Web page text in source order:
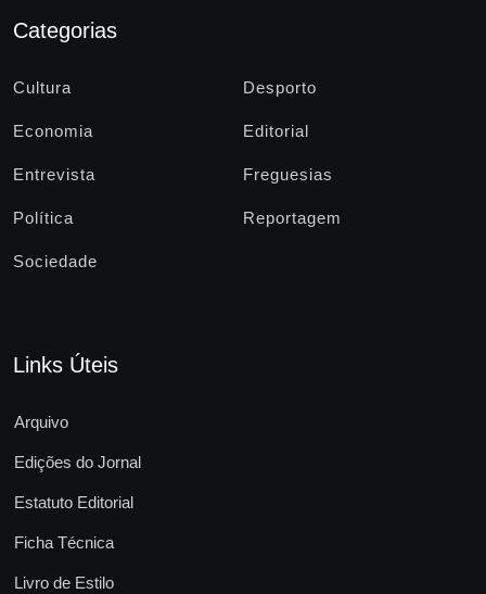
Categorias
Cultura Desporto
Economia Editorial
Entrevista Freguesias
Política Reportagem
Sociedade
Links Úteis
Arquivo
Edições do Jornal
Estatuto Editorial
Ficha Técnica
Livro de Estilo